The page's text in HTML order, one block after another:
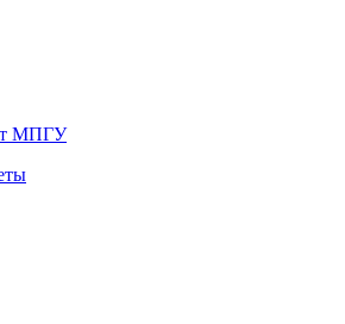
МПГУ